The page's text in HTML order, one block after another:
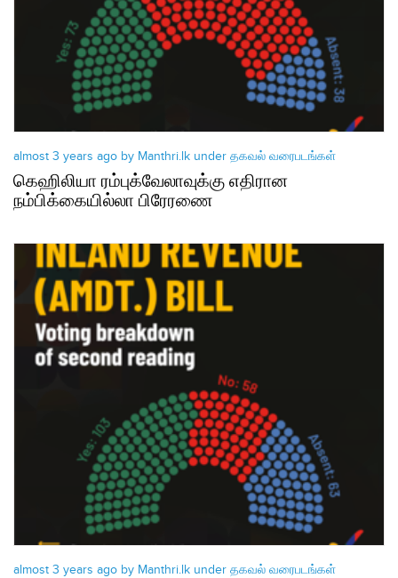
almost 3 years ago by Manthri.lk under தகவல் வரைபடங்கள்
கெஹிலியா ரம்புக்வேலாவுக்கு எதிரான
நம்பிக்கையில்லா பிரேரணை
almost 3 years ago by Manthri.lk under தகவல் வரைபடங்கள்